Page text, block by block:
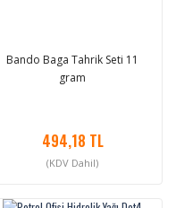
Bando Baga Tahrik Seti 11
gram
494,18 TL
(KDV Dahil)